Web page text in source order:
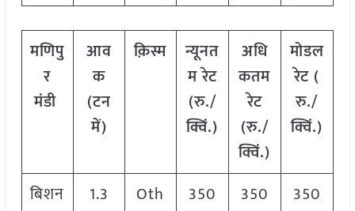
मणिपु
र
मंडी
आव
क
(टन
में)
क़िस्म
न्यूनत
म रेट
(रु./
क्विं.)
अधि
कतम
रेट
(रु./
क्विं.)
मोडल
रेट (
रु./
क्विं.)
बिशन
1.3
Oth
350
350
350